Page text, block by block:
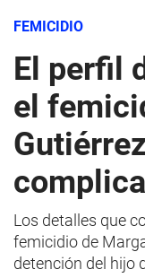
FEMICIDIO
El perfil
el
Los detalles que
femicidio de
detención del hijo